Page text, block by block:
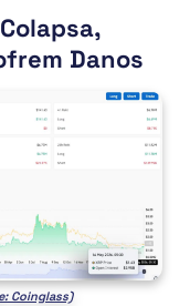
Danos
Coinglass)